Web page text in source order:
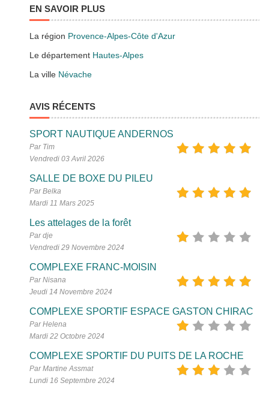
EN SAVOIR PLUS
La région Provence-Alpes-Côte d'Azur
Le département Hautes-Alpes
La ville Névache
AVIS RÉCENTS
SPORT NAUTIQUE ANDERNOS
Par Tim
Vendredi 03 Avril 2026
SALLE DE BOXE DU PILEU
Par Belka
Mardi 11 Mars 2025
Les attelages de la forêt
Par dje
Vendredi 29 Novembre 2024
COMPLEXE FRANC-MOISIN
Par Nisana
Jeudi 14 Novembre 2024
COMPLEXE SPORTIF ESPACE GASTON CHIRAC
Par Helena
Mardi 22 Octobre 2024
COMPLEXE SPORTIF DU PUITS DE LA ROCHE
Par Martine Assmat
Lundi 16 Septembre 2024